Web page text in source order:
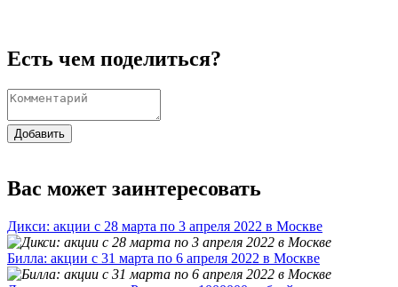
Есть чем поделиться?
Добавить
Вас может заинтересовать
Дикси: акции с 28 марта по 3 апреля 2022 в Москве
Билла: акции с 31 марта по 6 апреля 2022 в Москве